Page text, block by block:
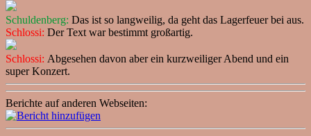
Schuldenberg: Das ist so langweilig, da geht das Lagerfeuer bei aus.
Schlossi: Der Text war bestimmt großartig.
Schlossi: Abgesehen davon aber ein kurzweiliger Abend und ein
super Konzert.
Berichte auf anderen Webseiten: